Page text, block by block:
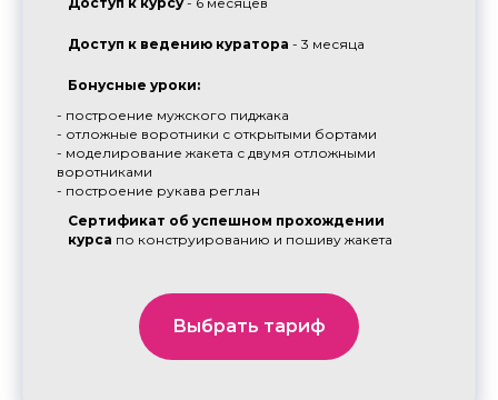
Доступ к ведению куратора - 3 месяца
Бонусные уроки:
- построение мужского пиджака
- отложные воротники с открытыми бортами
- моделирование жакета с двумя отложными
воротниками
- построение рукава реглан
Сертификат об успешном прохождении
курса по конструированию и пошиву жакета
Выбрать тариф
*Лицензия на осуществление образовательной деятельности от 27.04.2024 №Л035-
01298-77/01182071 . Как проверить: перейдите насайт Федеральной службы по
773132022426 и нажмите «Поиск»
041602, город Талгар, ул. Аксай, д.14
Эл. почта: alenachervonceva@gmail.com